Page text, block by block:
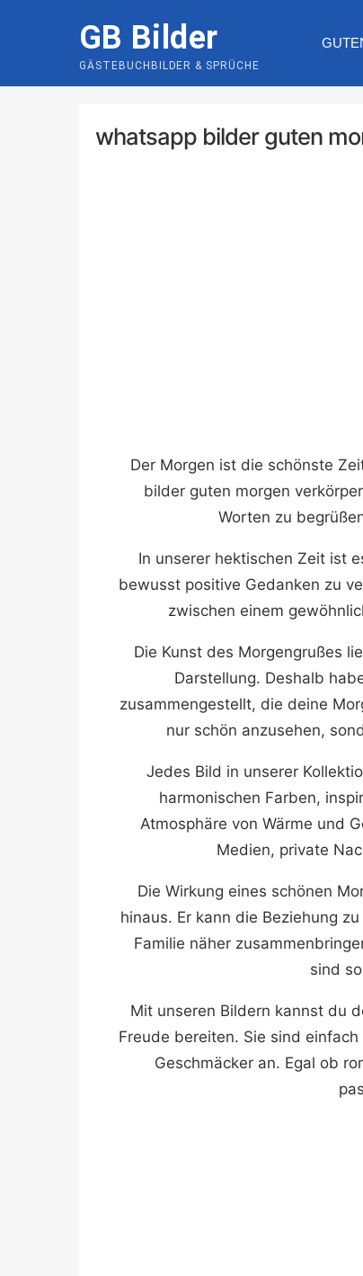
GB Bilder
GÄSTEBUCHBILDER & SPRÜCHE
whatsapp bilder guten
Der Morgen ist die schönste
bilder guten morgen
Worten zu
In unserer hektischen Zeit ist
bewusst positive Gedanken zu
zwischen einem
Die Kunst des Morgengrußes
Darstellung. Deshalb
zusammengestellt, die deine
nur schön anzusehen,
Jedes Bild in unserer
harmonischen Farben,
Atmosphäre von Wärme und
Medien, private
Die Wirkung eines schönen
hinaus. Er kann die Beziehung
Familie näher
sind
Mit unseren Bildern kannst du
Freude bereiten. Sie sind
Geschmäcker an. Egal ob